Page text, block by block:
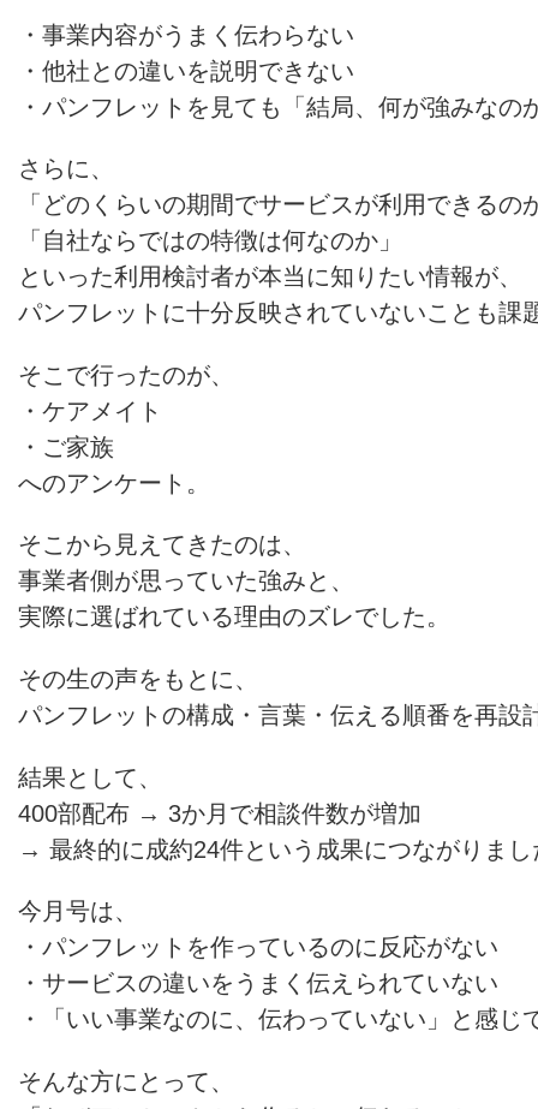
・事業内容がうまく伝わらない
・他社との違いを説明できない
・パンフレットを見ても「結局、何が強みなの
さらに、
「どのくらいの期間でサービスが利用できるの
「自社ならではの特徴は何なのか」
といった利用検討者が本当に知りたい情報が、
パンフレットに十分反映されていないことも課
そこで行ったのが、
・ケアメイト
・ご家族
へのアンケート。
そこから見えてきたのは、
事業者側が思っていた強みと、
実際に選ばれている理由のズレでした。
その生の声をもとに、
パンフレットの構成・言葉・伝える順番を再設
結果として、
400部配布 → 3か月で相談件数が増加
→ 最終的に成約24件という成果につながりまし
今月号は、
・パンフレットを作っているのに反応がない
・サービスの違いをうまく伝えられていない
・「いい事業なのに、伝わっていない」と感じ
そんな方にとって、